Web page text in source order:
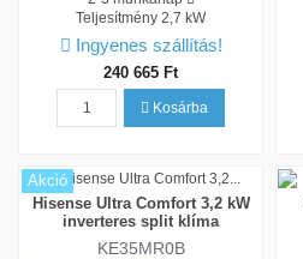
Teljesítmény2,7 kW
Ingyenes szállítás!
240 665 Ft
Kosárba
Akció
Hisense Ultra Comfort 3,2 kW
inverteres split klíma
KE35MR0B